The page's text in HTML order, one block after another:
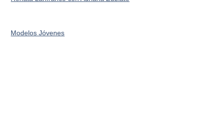
Modelos Jóvenes